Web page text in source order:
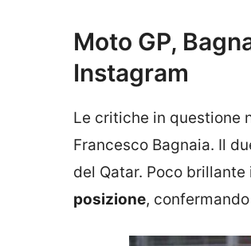
Moto GP,
Instagram
Le critiche in questione
Francesco Bagnaia. Il
del Qatar. Poco
posizione,